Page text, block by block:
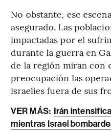
No obstante, ese
asegurado. Las
impactadas por el
durante la guerra en
de la región miran con
preocupación las
israelíes fuera de sus
VER MÁS: Irán
mientras Israel